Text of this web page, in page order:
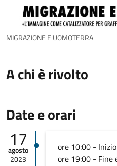
MIGRAZIONE E UOMOTERRA
A chi è rivolto
Date e orari
17
agosto
2023
ore 10:00 -
ore 19:00 - Fine